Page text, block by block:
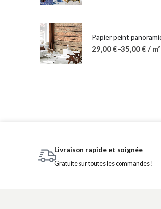
Papier peint
29,00€–35,00€ / m²
Livraison rapide et soignée
Gratuite sur toutes les commandes !